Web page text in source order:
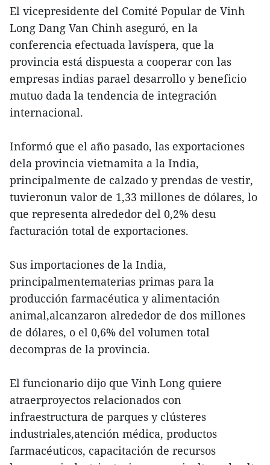
El vicepresidente del Comité Popular de Vinh
Long Dang Van Chinh aseguró, en la
conferencia efectuada lavíspera, que la
provincia está dispuesta a cooperar con las
empresas indias parael desarrollo y beneficio
mutuo dada la tendencia de integración
internacional.
Informó que el año pasado, las exportaciones
dela provincia vietnamita a la India,
principalmente de calzado y prendas de vestir,
tuvieronun valor de 1,33 millones de dólares, lo
que representa alrededor del 0,2% desu
facturación total de exportaciones.
Sus importaciones de la India,
principalmentematerias primas para la
producción farmacéutica y alimentación
animal,alcanzaron alrededor de dos millones
de dólares, o el 0,6% del volumen total
decompras de la provincia.
El funcionario dijo que Vinh Long quiere
atraerproyectos relacionados con
infraestructura de parques y clústeres
industriales,atención médica, productos
farmacéuticos, capacitación de recursos